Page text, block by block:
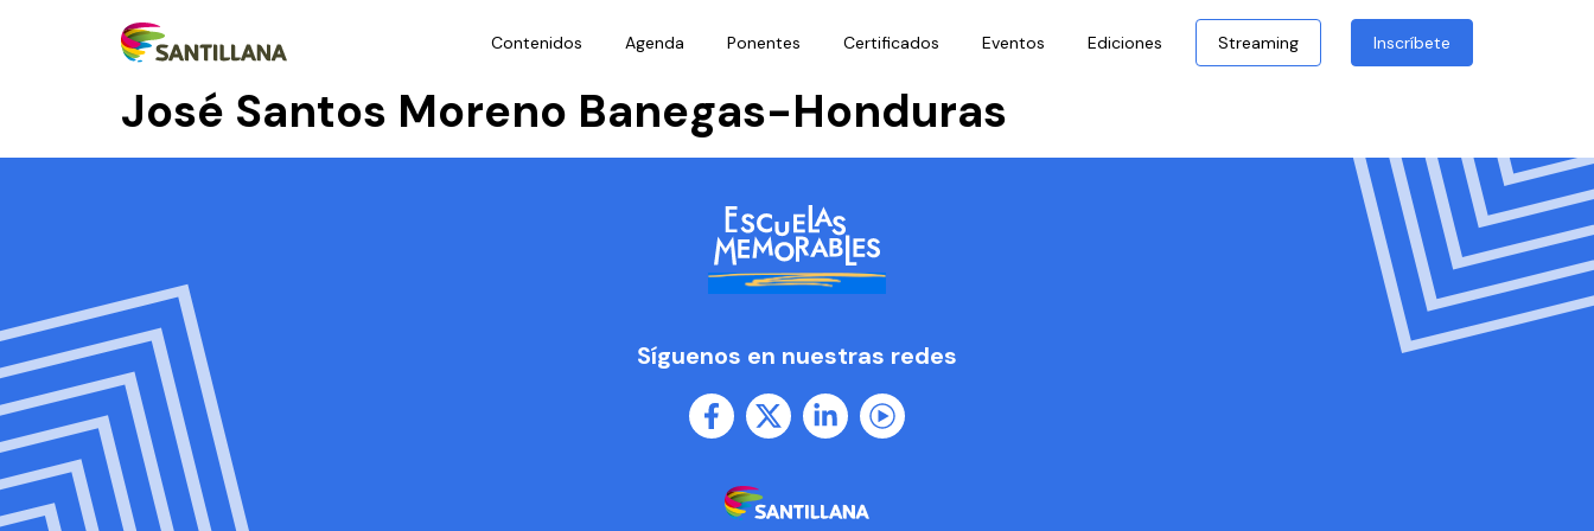
Contenidos Agenda Ponentes Certificados Eventos Ediciones Streaming Inscríbete
José Santos Moreno Banegas-Honduras
Síguenos en nuestras redes